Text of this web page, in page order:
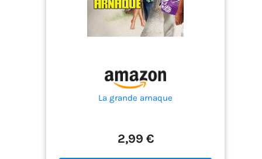
La grande arnaque
2,99 €